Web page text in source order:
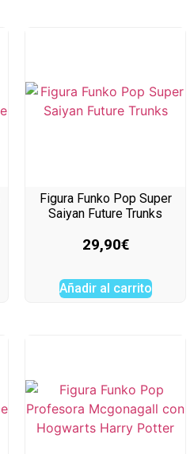
Figura Funko Pop Super
Saiyan Future Trunks
29,90€
Añadir al carrito